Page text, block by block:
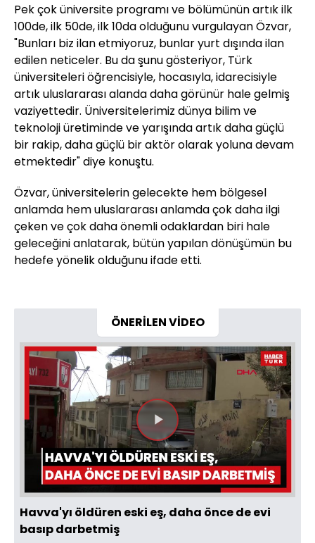
Pek çok üniversite programı ve bölümünün artık ilk
100de, ilk 50de, ilk 10da olduğunu vurgulayan Özvar,
"Bunları biz ilan etmiyoruz, bunlar yurt dışında ilan
edilen neticeler. Bu da şunu gösteriyor, Türk
üniversiteleri öğrencisiyle, hocasıyla, idarecisiyle
artık uluslararası alanda daha görünür hale gelmiş
vaziyettedir. Üniversitelerimiz dünya bilim ve
teknoloji üretiminde ve yarışında artık daha güçlü
bir rakip, daha güçlü bir aktör olarak yoluna devam
etmektedir" diye konuştu.
Özvar, üniversitelerin gelecekte hem bölgesel
anlamda hem uluslararası anlamda çok daha ilgi
çeken ve çok daha önemli odaklardan biri hale
geleceğini anlatarak, bütün yapılan dönüşümün bu
hedefe yönelik olduğunu ifade etti.
ÖNERİLEN VİDEO
Videoyu
Oynat
Havva'yı öldüren eski eş, daha önce de evi
basıp darbetmiş